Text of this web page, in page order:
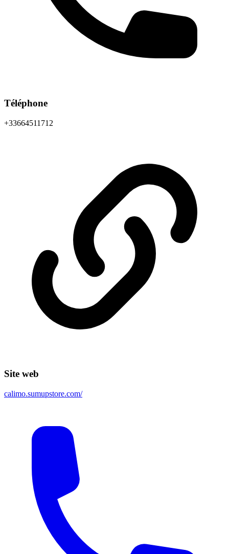
Téléphone
+33664511712
Site web
calimo.sumupstore.com/